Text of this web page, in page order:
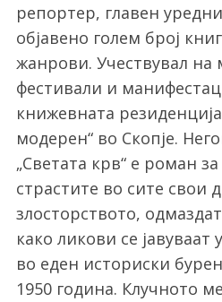
репортер, главен
објавено голем број
жанрови. Учествувал на
фестивали и
книжевната
модерен“ во Скопје.
„Светата крв“ е роман
страстите во сите свои
злосторството,
како ликови се
во еден историски
1950 година. Клучното